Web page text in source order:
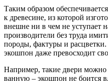
Таким образом
к древесине, из которой
внешне ни в чем не уступает
производители без труда
породы, фактуры и
экошпон даже превосходит
Например, такие двери
ванную – экошпон не боится